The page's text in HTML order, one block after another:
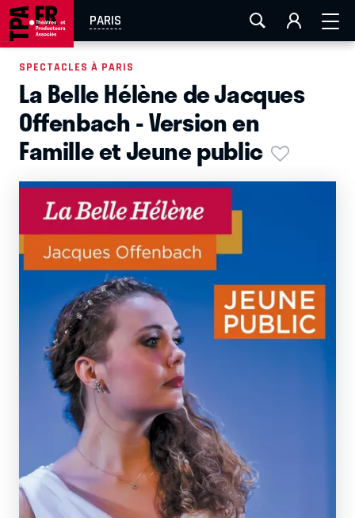
PARIS
AIX-MARSEILLE LA ROCHELLE
EN TOURNÉE
SPECTACLES À PARIS
La Belle Hélène de Jacques
Offenbach - Version en
Famille et Jeune public